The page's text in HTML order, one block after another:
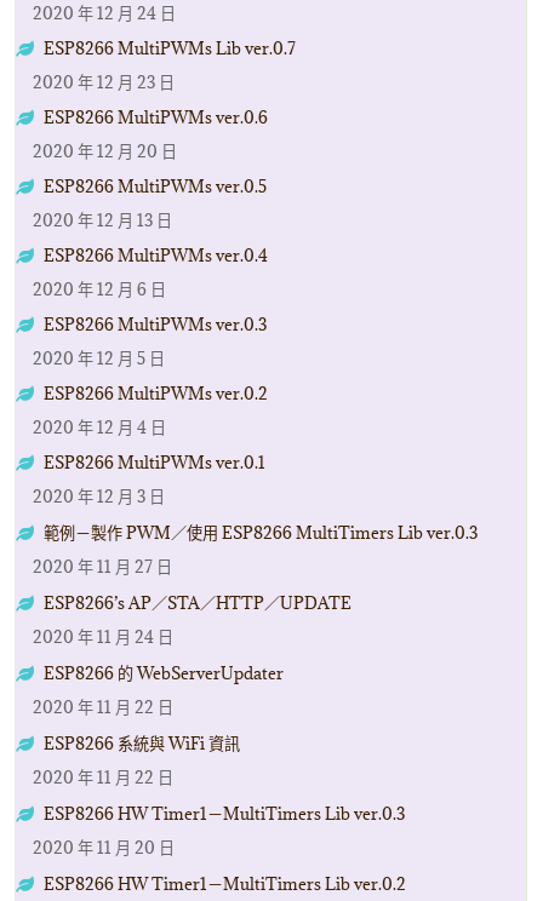
2020 年 12 月 24 日
ESP8266 MultiPWMs Lib ver.0.7
2020 年 12 月 23 日
ESP8266 MultiPWMs ver.0.6
2020 年 12 月 20 日
ESP8266 MultiPWMs ver.0.5
2020 年 12 月 13 日
ESP8266 MultiPWMs ver.0.4
2020 年 12 月 6 日
ESP8266 MultiPWMs ver.0.3
2020 年 12 月 5 日
ESP8266 MultiPWMs ver.0.2
2020 年 12 月 4 日
ESP8266 MultiPWMs ver.0.1
2020 年 12 月 3 日
範例－製作 PWM／使用 ESP8266 MultiTimers Lib ver.0.3
2020 年 11 月 27 日
ESP8266’s AP／STA／HTTP／UPDATE
2020 年 11 月 24 日
ESP8266 的 WebServerUpdater
2020 年 11 月 22 日
ESP8266 系統與 WiFi 資訊
2020 年 11 月 22 日
ESP8266 HW Timer1－MultiTimers Lib ver.0.3
2020 年 11 月 20 日
ESP8266 HW Timer1－MultiTimers Lib ver.0.2